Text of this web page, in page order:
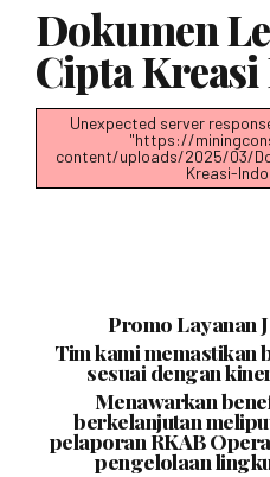
Dokumen
Cipta
Unexpected server
"https://
content/uploads/2025/03/
Kreasi-
Promo Layanan
Tim kami memastikan
sesuai dengan
Menawarkan
berkelanjutan
pelaporan RKAB
pengelolaan